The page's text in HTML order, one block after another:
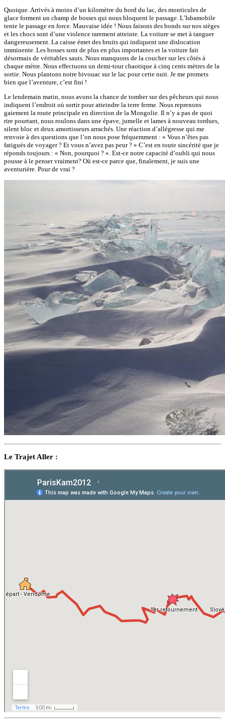
Quoique. Arrivés à moins d’un kilomètre du bord du lac, des monticules de
glace forment un champ de bosses qui nous bloquent le passage. L’Isbamobile
tente le passage en force. Mauvaise idée ! Nous faisons des bonds sur nos sièges
et les chocs sont d’une violence rarement atteinte. La voiture se met à tanguer
dangereusement. La caisse émet des bruits qui indiquent une dislocation
imminente. Les bosses sont de plus en plus importantes et la voiture fait
désormais de véritables sauts. Nous manquons de la coucher sur les côtés à
chaque mètre. Nous effectuons un demi-tour chaotique à cinq cents mètres de la
sortie. Nous plantons notre bivouac sur le lac pour cette nuit. Je me promets
bien que l’aventure, c’est fini !
Le lendemain matin, nous avons la chance de tomber sur des pêcheurs qui nous
indiquent l’endroit où sortir pour atteindre la terre ferme. Nous reprenons
gaiement la route principale en direction de la Mongolie. Il n’y a pas de quoi
rire pourtant, nous roulons dans une épave, jumelle et lames à nouveau tordues,
silent bloc et deux amortisseurs arrachés. Une réaction d’allégresse qui me
renvoie à des questions que l’on nous pose fréquemment : « Vous n’êtes pas
fatigués de voyager ? Et vous n’avez pas peur ? » C’est en toute sincérité que je
réponds toujours : « Non, pourquoi ? ». Est-ce notre capacité d’oubli qui nous
pousse à le penser vraiment? Où est-ce parce que, finalement, je suis une
aventurière. Pour de vrai ?
Le Trajet Aller :